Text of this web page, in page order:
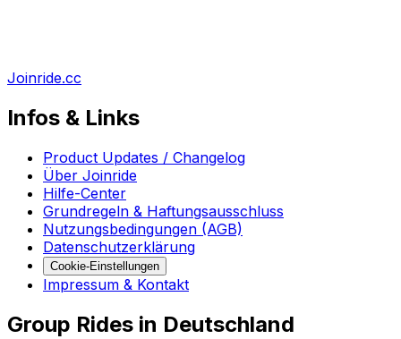
Joinride.cc
Infos & Links
Product Updates / Changelog
Über Joinride
Hilfe-Center
Grundregeln & Haftungsausschluss
Nutzungsbedingungen (AGB)
Datenschutzerklärung
Cookie-Einstellungen
Impressum & Kontakt
Group Rides in Deutschland